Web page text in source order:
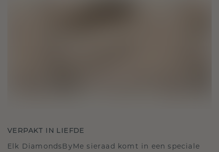
VERPAKT IN LIEFDE
Elk DiamondsByMe sieraad komt in een speciale